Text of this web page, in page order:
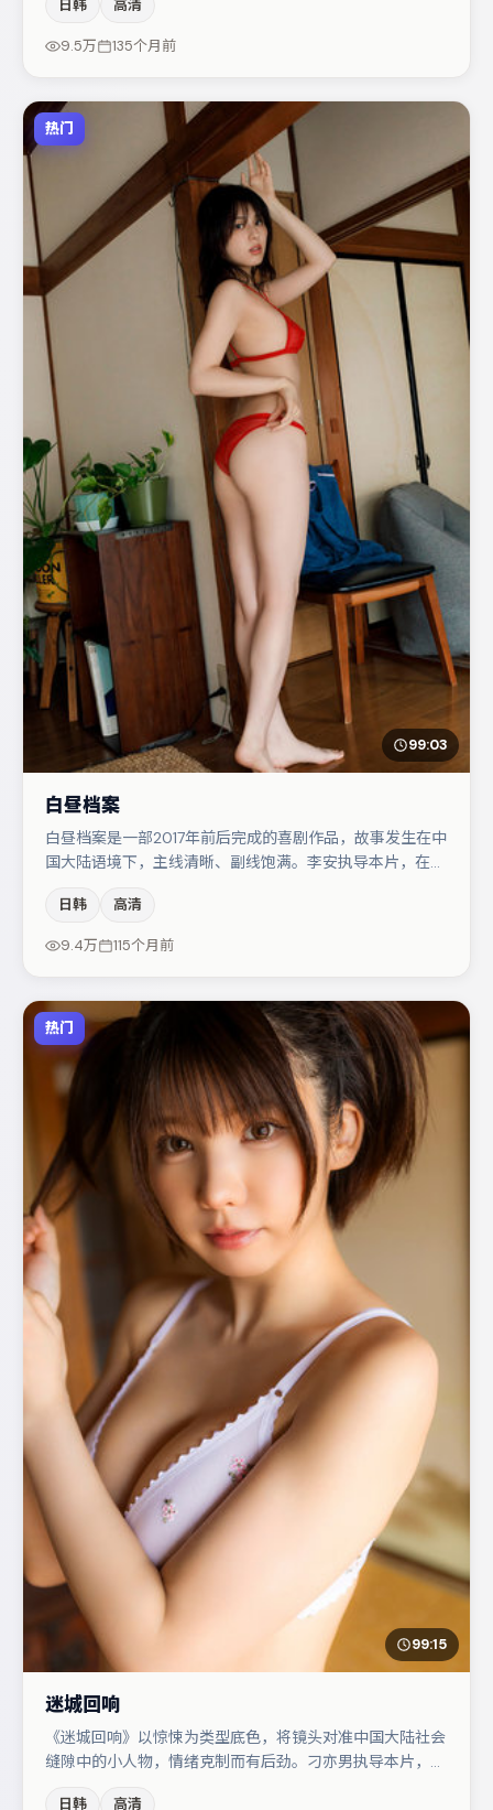
中承担叙事驱动，马丽、谭卓分别提供反差与喜剧/悬疑调
剂（视场次而定）。节奏紧凑、反转有度，值得列入片单。
日韩 高清
9.5万 135个月前
热门
99:03
白昼档案
白昼档案是一部2017年前后完成的喜剧作品，故事发生在中
国大陆语境下，主线清晰、副线饱满。李安执导本片，在场
沈腾在片中承担叙事驱动，段奕宏、大鹏分别提供反差与喜
剧/悬疑调剂（视场次而定）。节奏紧凑、反转有度，值得
列入片单。
日韩 高清
9.4万 115个月前
热门
99:15
迷城回响
《迷城回响》以惊悚为类型底色，将镜头对准中国大陆社会
缝隙中的小人物，情绪克制而有后劲。刁亦男执导本片，在
日韩 高清